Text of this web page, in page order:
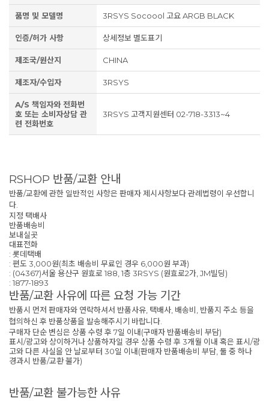
품명 및 모델명 3RSYS Socoool 고요 ARGB BLACK
인증/허가 사항 상세정보 별도표기
제조국/원산지 CHINA
제조자/수입자 3RSYS
A/S 책임자와 전화번
호 또는 소비자상담 관
련 전화번호
3RSYS 고객지원센터 02-718-3313~4
RSHOP 반품/교환 안내
반품/교환에 관한 일반적인 사항은 판매자 제시사항보다 관례법령이 우선합니
다.
지정 택배사
반품배송비
보내실곳
대표전화
: 롯데택배
: 편도 3,000원(최초 배송비 무료인 경우 6,000원 부과)
: (04367)서울 용산구 원효로 188, 1층 3RSYS (원효로2가, JM빌딩)
: 1877-1893
반품/교환 사유에 따른 요청 가능 기간
반품시 먼저 판매자와 연락하셔서 반품사유, 택배사, 배송비, 반품지 주소 등을
협의하신 후 반품상품을 발송해주시기 바랍니다.
구매자 단순 변심은 상품 수령 후 7일 이내(구매자 반품배송비 부담)
표시/광고와 상이하거나 상품하자일 경우 상품 수령 후 3개월 이내 혹은 표시/광
고와 다른 사실을 안 날로부터 30일 이내(판매자 반품배송비 부담, 둘 중 하나
경과시 반품/교환 불가)
반품/교환 불가능한 사유